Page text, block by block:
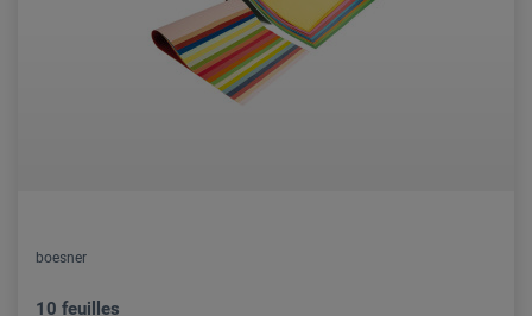
boesner
10 feuilles